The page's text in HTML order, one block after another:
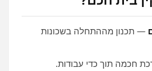
— תכנון מההתחלה בשכונות
חכמה תוך כדי עבודות.